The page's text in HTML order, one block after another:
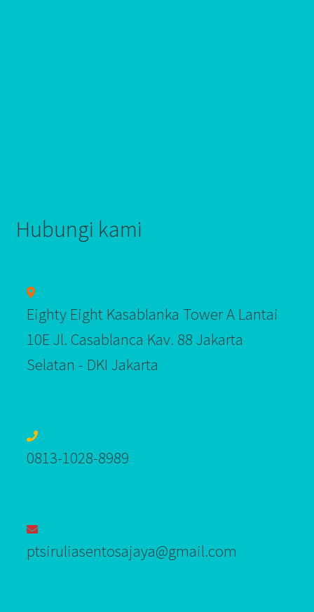
Hubungi kami
Eighty Eight Kasablanka Tower A Lantai
10E Jl. Casablanca Kav. 88 Jakarta
Selatan - DKI Jakarta
0813-1028-8989‬
ptsiruliasentosajaya@gmail.com